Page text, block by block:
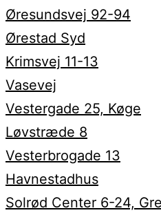
Øresundsvej 92-94
Ørestad Syd
Krimsvej 11-13
Vasevej
Vestergade 25, Køge
Løvstræde 8
Vesterbrogade 13
Havnestadhus
Solrød Center 6-24,